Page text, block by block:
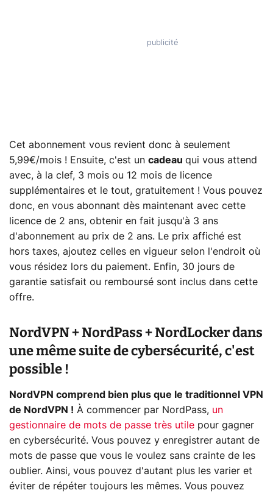
Cet abonnement vous revient donc à seulement
5,99€/mois ! Ensuite, c'est un cadeau qui vous attend
avec, à la clef, 3 mois ou 12 mois de licence
supplémentaires et le tout, gratuitement ! Vous pouvez
donc, en vous abonnant dès maintenant avec cette
licence de 2 ans, obtenir en fait jusqu'à 3 ans
d'abonnement au prix de 2 ans. Le prix affiché est
hors taxes, ajoutez celles en vigueur selon l'endroit où
vous résidez lors du paiement. Enfin, 30 jours de
garantie satisfait ou remboursé sont inclus dans cette
offre.
NordVPN + NordPass + NordLocker dans
une même suite de cybersécurité, c'est
possible !
NordVPN comprend bien plus que le traditionnel VPN
de NordVPN ! À commencer par NordPass, un
gestionnaire de mots de passe très utile pour gagner
en cybersécurité. Vous pouvez y enregistrer autant de
mots de passe que vous le voulez sans crainte de les
oublier. Ainsi, vous pouvez d'autant plus les varier et
éviter de répéter toujours les mêmes. Vous pouvez